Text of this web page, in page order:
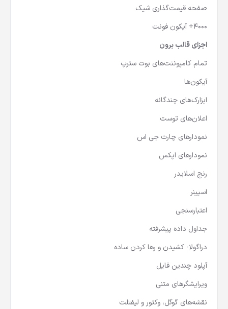
صفحه قیمت‌گذاری شیک
۴۰۰۰+ آیکون فونت
اجزای قالب برون
تمام کامپوننت‌های بوت سترپ
آیکون‌ها
ابزارک‌های چندگانه
اعلان‌های توست
نمودارهای چارت جی اس
نمودارهای اپکس
رنج اسلایدر
اسپینر
اعتبارسنجی
جداول داده پیشرفته
دراگولا- کشیدن و رها کردن ساده
آپلود چندین فایل
ویرایشگرهای متنی
نقشه‌های گوگل، وکتور و لیفتلت